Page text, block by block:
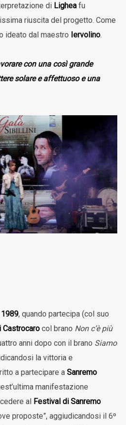
di Ligheafu
riuscita del progetto. Come
ideato dal maestro Iervolino.
con una così grande
solare e affettuoso e una
1989, quando partecipa (col suo
Castrocarocol brano Non c’è più
anni dopo con il brano Siamo
la vittoria e
a partecipare a Sanremo
manifestazione
al Festival di Sanremo
proposte”, aggiudicandosi il 6º